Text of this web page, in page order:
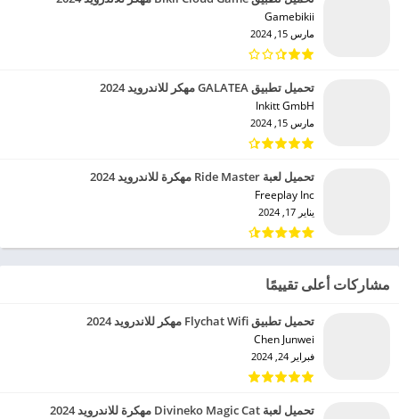
Gamebikii‏
مارس 15, 2024
تحميل تطبيق GALATEA مهكر للاندرويد 2024
Inkitt GmbH‏
مارس 15, 2024
تحميل لعبة Ride Master مهكرة للاندرويد 2024
Freeplay Inc‏
يناير 17, 2024
مشاركات أعلى تقييمًا
تحميل تطبيق Flychat Wifi مهكر للاندرويد 2024
Chen Junwei‏
فبراير 24, 2024
تحميل لعبة Divineko Magic Cat مهكرة للاندرويد 2024